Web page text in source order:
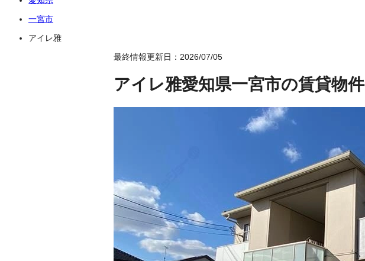
一宮市
アイレ雅
最終情報更新日：2026/07/05
アイレ雅愛知県一宮市の賃貸物件